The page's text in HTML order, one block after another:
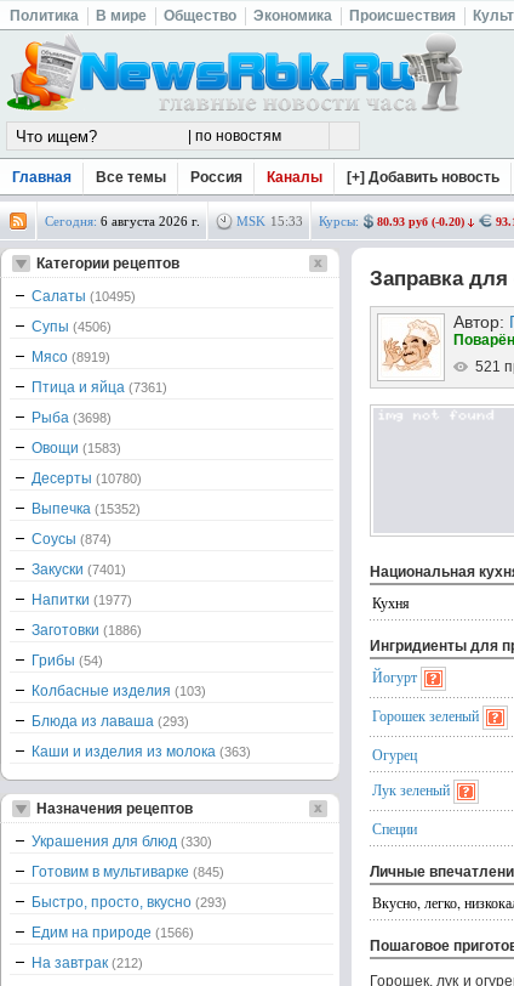
Политика В мире Общество Экономика Происшествия
Главная Все темы Россия Каналы [+] Добавить новость
Сегодня: 6 августа 2026 г. MSK 15:33 Курсы: 80.93 руб (-0.20)
Заправка
Автор:
521
Национальная
Кухня
Ингридиенты для
Йогурт
Горошек зеленый
Огурец
Лук зеленый
Специи
Личные
Вкусно, легко,
Пошаговое
Горошек, лук и
Категории рецептов
Салаты (10495)
Супы (4506)
Мясо (8919)
Птица и яйца (7361)
Рыба (3698)
Овощи (1583)
Десерты (10780)
Выпечка (15352)
Соусы (874)
Закуски (7401)
Напитки (1977)
Заготовки (1886)
Грибы (54)
Колбасные изделия (103)
Блюда из лаваша (293)
Каши и изделия из молока (363)
Назначения рецептов
Украшения для блюд (330)
Готовим в мультиварке (845)
Быстро, просто, вкусно (293)
Едим на природе (1566)
На завтрак (212)